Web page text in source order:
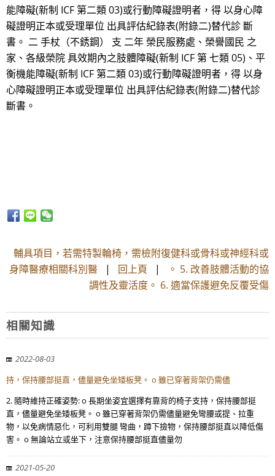
能障礙(新制 ICF 第二類 03)或行動障礙證明者，得 以身心障
礙證明正本或受理單位 出具評估紀錄表(附錄二)替代診 斷
書。 二 手杖（不銹鋼） 支 二年 榮民服務處、榮譽國民 之
家、各級榮院 具效期內之肢體障礙(新制 ICF 第 七類 05)、平
衡機能障礙(新制 ICF 第二類 03)或行動障礙證明者，得 以身
心障礙證明正本或受理單位 出具評估紀錄表(附錄二)替代診
斷書。
輔具項目，若需特製輪椅，需檢附復健科或骨科或神經科或
身障醫療相關科別醫 | 回上頁 |
。 5. 改善肢體活動的協
調性及靈活度。 6. 適當保護避免反覆受傷
相關知識
2022-08-03
持，保持腰部挺直，儘量避免坐矮板凳。 o 雖已穿著背架仍需儘
2. 隨時維持正確姿勢: o 長期坐姿宜選擇有靠背的椅子支持，保持腰部挺
直，儘量避免坐矮板凳。 o 雖已穿著背架仍需儘量避免彎腰或提、拉重
物，以免病情惡化，可利用雙腿 彎曲，蹲下撿物，保持腰部挺直以降低傷
害。 o 無論站立或坐下，注意保持腰部挺直儘量勿
2021-05-20